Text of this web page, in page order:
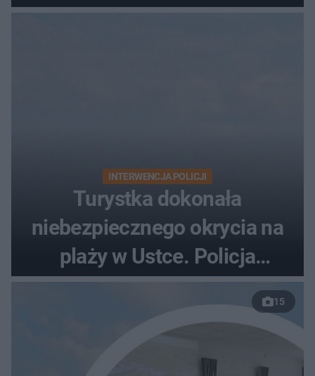
zarzutami
INTERWENCJA POLICJI
Turystka dokonała
niebezpiecznego okrycia na
plaży w Ustce. Policja
musiała zamknąć odcinek
15